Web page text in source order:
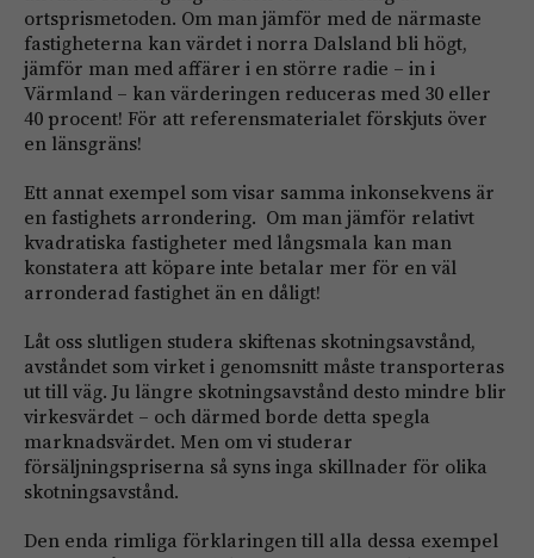
ortsprismetoden. Om man jämför med de närmaste
fastigheterna kan värdet i norra Dalsland bli högt,
jämför man med affärer i en större radie – in i
Värmland – kan värderingen reduceras med 30 eller
40 procent! För att referensmaterialet förskjuts över
en länsgräns!
Ett annat exempel som visar samma inkonsekvens är
en fastighets arrondering. Om man jämför relativt
kvadratiska fastigheter med långsmala kan man
konstatera att köpare inte betalar mer för en väl
arronderad fastighet än en dåligt!
Låt oss slutligen studera skiftenas skotningsavstånd,
avståndet som virket i genomsnitt måste transporteras
ut till väg. Ju längre skotningsavstånd desto mindre blir
virkesvärdet – och därmed borde detta spegla
marknadsvärdet. Men om vi studerar
försäljningspriserna så syns inga skillnader för olika
skotningsavstånd.
Den enda rimliga förklaringen till alla dessa exempel